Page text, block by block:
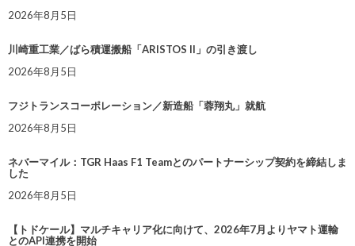
2026年8月5日
川崎重工業／ばら積運搬船「ARISTOS II」の引き渡し
2026年8月5日
フジトランスコーポレーション／新造船「蓉翔丸」就航
2026年8月5日
ネバーマイル：TGR Haas F1 Teamとのパートナーシップ契約を締結しま
した
2026年8月5日
【トドケール】マルチキャリア化に向けて、2026年7月よりヤマト運輸
とのAPI連携を開始